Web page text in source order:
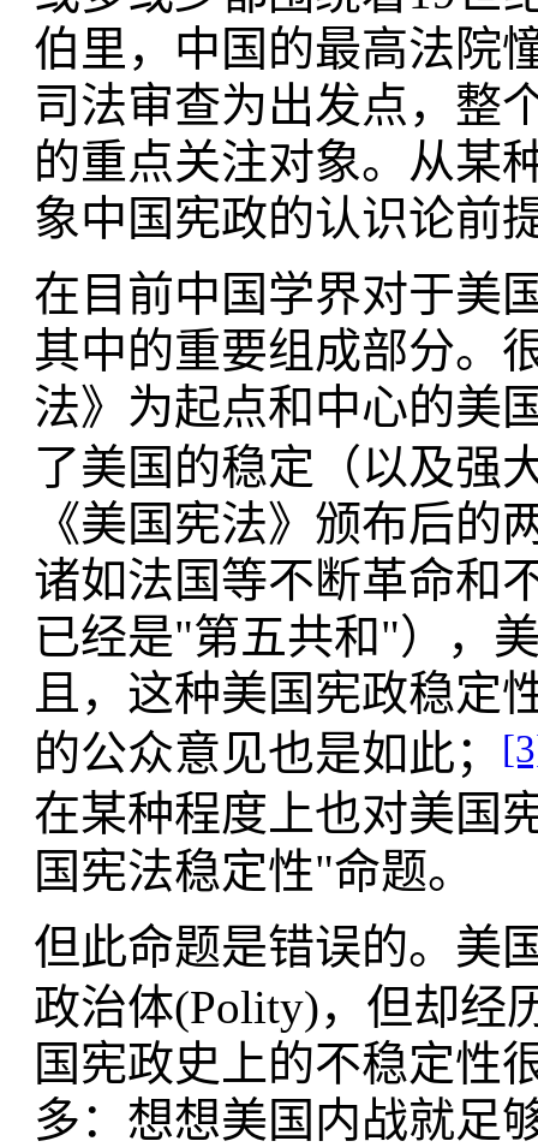
伯里，中国的最高法院
司法审查为出发点，整
的重点关注对象。从某
象中国宪政的认识论前
在目前中国学界对于美
其中的重要组成部分。
法》为起点和中心的美
了美国的稳定（以及强
《美国宪法》颁布后的
诸如法国等不断革命和
已经是"第五共和"），
且，这种美国宪政稳定
的公众意见也是如此；
在某种程度上也对美国
国宪法稳定性"命题。
但此命题是错误的。美
政治体(Polity)，但却经
国宪政史上的不稳定性
多：想想美国内战就足